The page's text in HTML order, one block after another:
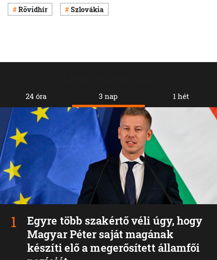
Rövidhír Szlovákia
24 óra 3 nap
Egyre több szakértő véli úgy, hogy
Magyar Péter saját magának
készíti elő a megerősített államfői
1 hét